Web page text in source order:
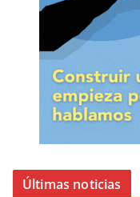
Últimas noticias